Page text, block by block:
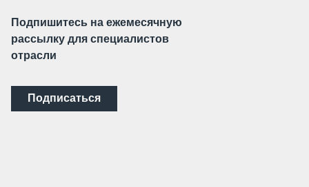
Подпишитесь на ежемесячную
рассылку для специалистов
отрасли
Подписаться